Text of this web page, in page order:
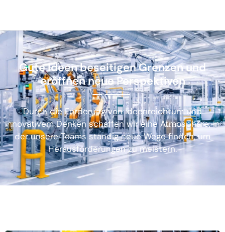
Gute Ideen beseitigen Grenzen und
eröffnen neue Perspektiven
Durch die Förderung von Ideenreichtum und
innovativem Denken schaffen wir eine Atmosphäre, in
der unsere Teams ständig neue Wege finden, um
Herausforderungen zu meistern.